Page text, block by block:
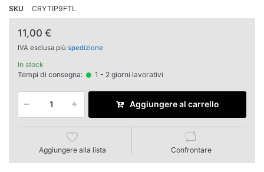
SKU
CRYTIP9FTL
11,00 €
IVA esclusa più spedizione
In stock
Tempi di consegna:
1 - 2 giorni lavorativi
Aggiungere al carrello
Aggiungere alla lista Confrontare